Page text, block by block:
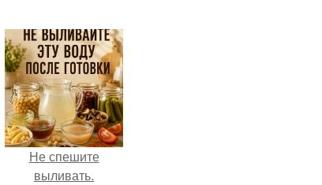
Не спешите
выливать.